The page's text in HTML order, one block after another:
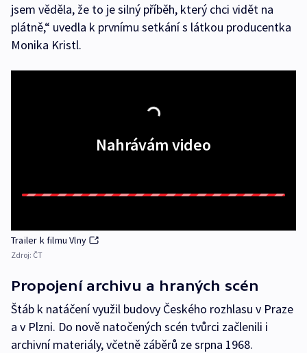
jsem věděla, že to je silný příběh, který chci vidět na
plátně,“ uvedla k prvnímu setkání s látkou producentka
Monika Kristl.
Nahrávám video
Trailer k filmu Vlny
Zdroj: ČT
Propojení archivu a hraných scén
Štáb k natáčení využil budovy Českého rozhlasu v Praze
a v Plzni. Do nově natočených scén tvůrci začlenili i
archivní materiály, včetně záběrů ze srpna 1968.